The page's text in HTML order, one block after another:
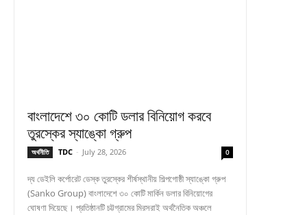
বাংলাদেশে ৩০ কোটি ডলার বিনিয়োগ করবে
তুরস্কের স্যাঙ্কো গ্রুপ
অর্থনীতি TDC - July 28, 2026 0
দ্য ডেইলি কর্পোরেট ডেস্ক তুরস্কের শীর্ষস্থানীয় শিল্পগোষ্ঠী স্যাঙ্কো গ্রুপ
(Sanko Group) বাংলাদেশে ৩০ কোটি মার্কিন ডলার বিনিয়োগের
ঘোষণা দিয়েছে। প্রতিষ্ঠানটি চট্টগ্রামের মিরসরাই অর্থনৈতিক অঞ্চলে